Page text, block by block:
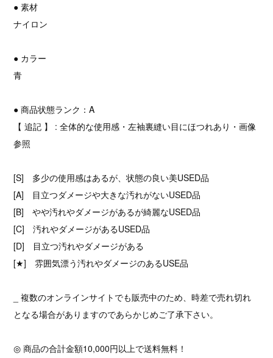
● 素材
ナイロン
● カラー
青
● 商品状態ランク：A
【 追記 】 : 全体的な使用感・左袖裏縫い目にほつれあり・画像
参照
[S] 多少の使用感はあるが、状態の良い美USED品
[A] 目立つダメージや大きな汚れがないUSED品
[B] やや汚れやダメージがあるが綺麗なUSED品
[C] 汚れやダメージがあるUSED品
[D] 目立つ汚れやダメージがある
[★] 雰囲気漂う汚れやダメージのあるUSE品
_ 複数のオンラインサイトでも販売中のため、時差で売れ切れ
となる場合がありますのであらかじめご了承下さい。
◎ 商品の合計金額10,000円以上で送料無料！